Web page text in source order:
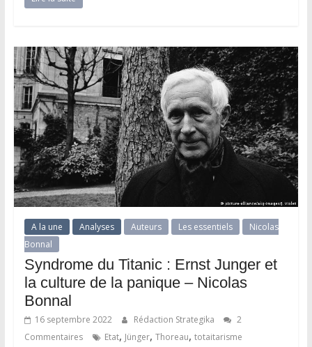
A la une Analyses Auteurs Les essentiels
Nicolas
Bonnal
Syndrome du Titanic : Ernst Junger et
la culture de la panique – Nicolas
Bonnal
16 septembre 2022 Rédaction Strategika
2
Commentaires
Etat, Jünger, Thoreau, totaitarisme